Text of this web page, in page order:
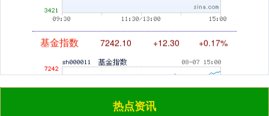
基金指数 7242.10 +12.30 +0.17%
热点资讯